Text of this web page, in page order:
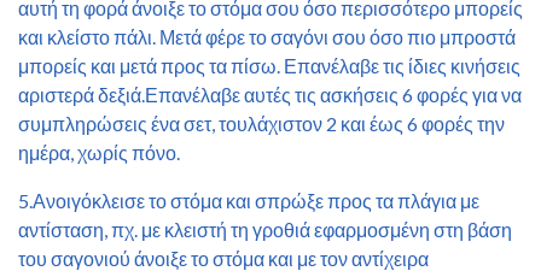
αυτή τη φορά άνοιξε το στόμα σου όσο περισσότερο μπορείς
και κλείστο πάλι. Μετά φέρε το σαγόνι σου όσο πιο μπροστά
μπορείς και μετά προς τα πίσω. Επανέλαβε τις ίδιες κινήσεις
αριστερά δεξιά.Επανέλαβε αυτές τις ασκήσεις 6 φορές για να
συμπληρώσεις ένα σετ, τουλάχιστον 2 και έως 6 φορές την
ημέρα, χωρίς πόνο.
5.Ανοιγόκλεισε το στόμα και σπρώξε προς τα πλάγια με
αντίσταση, πχ. με κλειστή τη γροθιά εφαρμοσμένη στη βάση
του σαγονιού άνοιξε το στόμα και με τον αντίχειρα